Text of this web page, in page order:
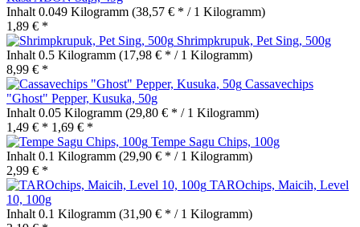
Inhalt 0.049 Kilogramm (38,57 € * / 1 Kilogramm)
1,89 € *
Shrimpkrupuk, Pet Sing, 500g
Inhalt 0.5 Kilogramm (17,98 € * / 1 Kilogramm)
8,99 € *
Cassavechips
"Ghost" Pepper, Kusuka, 50g
Inhalt 0.05 Kilogramm (29,80 € * / 1 Kilogramm)
1,49 € * 1,69 € *
Tempe Sagu Chips, 100g
Inhalt 0.1 Kilogramm (29,90 € * / 1 Kilogramm)
2,99 € *
TAROchips, Maicih, Level
10, 100g
Inhalt 0.1 Kilogramm (31,90 € * / 1 Kilogramm)